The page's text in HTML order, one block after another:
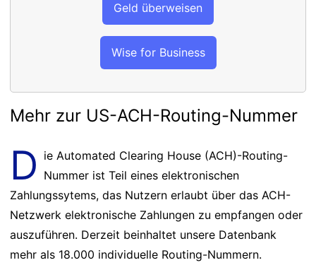
Geld überweisen
Wise for Business
Mehr zur US-ACH-Routing-Nummer
D ie Automated Clearing House (ACH)-Routing-
Nummer ist Teil eines elektronischen
Zahlungssytems, das Nutzern erlaubt über das ACH-
Netzwerk elektronische Zahlungen zu empfangen oder
auszuführen. Derzeit beinhaltet unsere Datenbank
mehr als 18.000 individuelle Routing-Nummern.